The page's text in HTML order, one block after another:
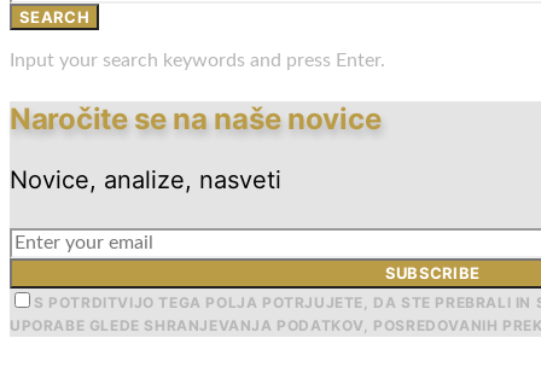
SEARCH
Input your search keywords and press Enter.
Naročite se na naše novice
Novice, analize, nasveti
SUBSCRIBE
S POTRDITVIJO TEGA POLJA POTRJUJETE, DA STE PREBRALI IN
UPORABE GLEDE SHRANJEVANJA PODATKOV, POSREDOVANIH